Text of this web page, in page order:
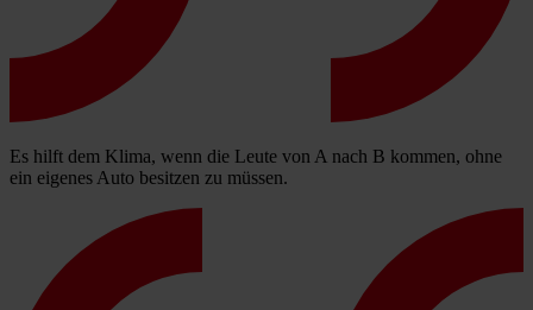
Es hilft dem Klima, wenn die Leute von A nach B kommen, ohne
ein eigenes Auto besitzen zu müssen.